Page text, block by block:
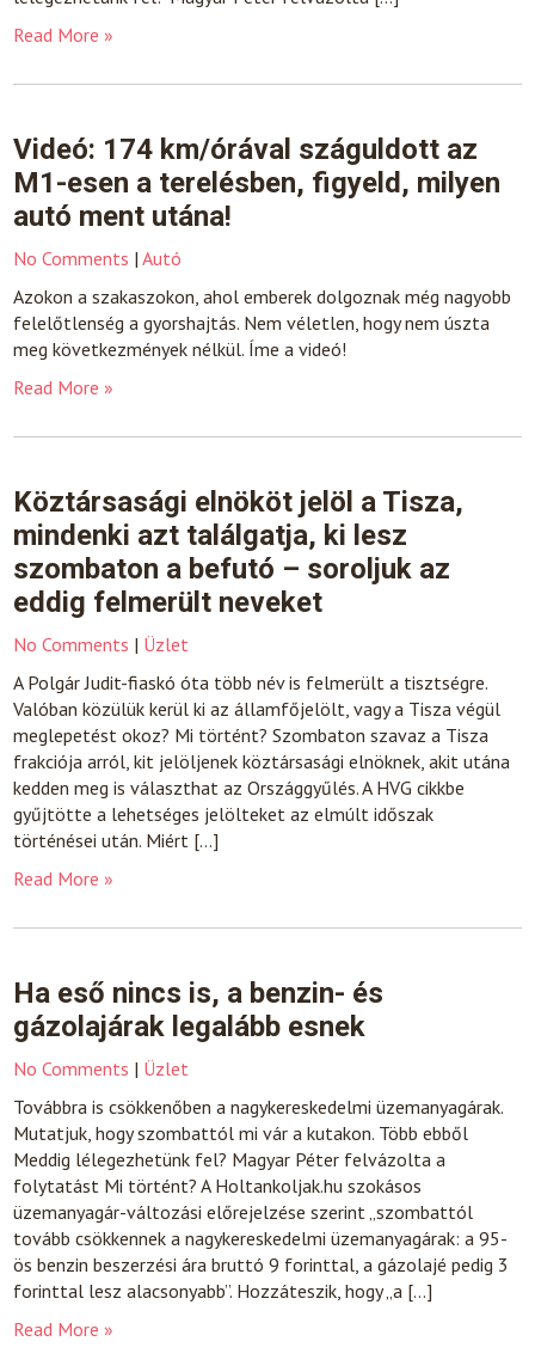
Read More »
Videó: 174 km/órával száguldott az
M1-esen a terelésben, figyeld, milyen
autó ment utána!
No Comments |Autó
Azokon a szakaszokon, ahol emberek dolgoznak még nagyobb
felelőtlenség a gyorshajtás. Nem véletlen, hogy nem úszta
meg következmények nélkül. Íme a videó!
Read More »
Köztársasági elnököt jelöl a Tisza,
mindenki azt találgatja, ki lesz
szombaton a befutó – soroljuk az
eddig felmerült neveket
No Comments | Üzlet
A Polgár Judit-fiaskó óta több név is felmerült a tisztségre.
Valóban közülük kerül ki az államfőjelölt, vagy a Tisza végül
meglepetést okoz? Mi történt? Szombaton szavaz a Tisza
frakciója arról, kit jelöljenek köztársasági elnöknek, akit utána
kedden meg is választhat az Országgyűlés. A HVG cikkbe
gyűjtötte a lehetséges jelölteket az elmúlt időszak
történései után. Miért […]
Read More »
Ha eső nincs is, a benzin- és
gázolajárak legalább esnek
No Comments | Üzlet
Továbbra is csökkenőben a nagykereskedelmi üzemanyagárak.
Mutatjuk, hogy szombattól mi vár a kutakon. Több ebből
Meddig lélegezhetünk fel? Magyar Péter felvázolta a
folytatást Mi történt? A Holtankoljak.hu szokásos
üzemanyagár-változási előrejelzése szerint „szombattól
tovább csökkennek a nagykereskedelmi üzemanyagárak: a 95-
ös benzin beszerzési ára bruttó 9 forinttal, a gázolajé pedig 3
forinttal lesz alacsonyabb”. Hozzáteszik, hogy „a […]
Read More »